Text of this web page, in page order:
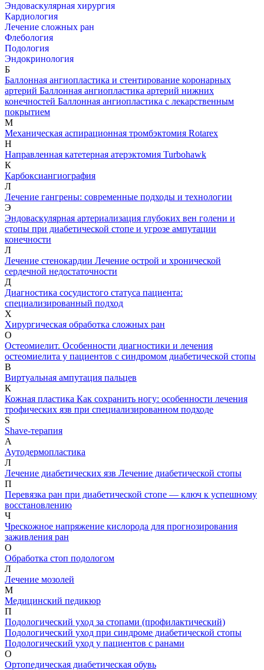
Эндоваскулярная хирургия
Кардиология
Лечение сложных ран
Флебология
Подология
Эндокринология
Б
Баллонная ангиопластика и стентирование коронарных
артерий Баллонная ангиопластика артерий нижних
конечностей Баллонная ангиопластика с лекарственным
покрытием
М
Механическая аспирационная тромбэктомия Rotarex
Н
Направленная катетерная атерэктомия Turbohawk
К
Карбоксиангиография
Л
Лечение гангрены: современные подходы и технологии
Э
Эндоваскулярная артериализация глубоких вен голени и
стопы при диабетической стопе и угрозе ампутации
конечности
Л
Лечение стенокардии Лечение острой и хронической
сердечной недостаточности
Д
Диагностика сосудистого статуса пациента:
специализированный подход
Х
Хирургическая обработка сложных ран
О
Остеомиелит. Особенности диагностики и лечения
остеомиелита у пациентов с синдромом диабетической стопы
В
Виртуальная ампутация пальцев
К
Кожная пластика Как сохранить ногу: особенности лечения
трофических язв при специализированном подходе
S
Shave-терапия
А
Аутодермопластика
Л
Лечение диабетических язв Лечение диабетической стопы
П
Перевязка ран при диабетической стопе — ключ к успешному
восстановлению
Ч
Чрескожное напряжение кислорода для прогнозирования
заживления ран
О
Обработка стоп подологом
Л
Лечение мозолей
М
Медицинский педикюр
П
Подологический уход за стопами (профилактический)
Подологический уход при синдроме диабетической стопы
Подологический уход у пациентов с ранами
О
Ортопедическая диабетическая обувь